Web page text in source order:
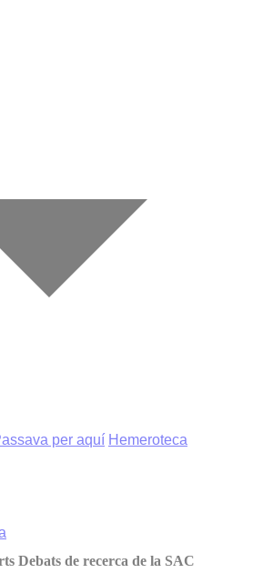
per aquí Hemeroteca
Debats de recerca de la SAC